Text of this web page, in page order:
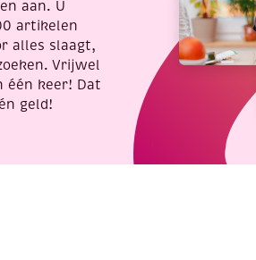
aan. U
artikelen
alles slaagt,
Vrijwel
één keer! Dat
geld!